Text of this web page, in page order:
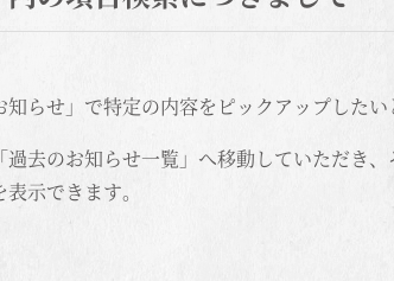
らせ」で特定の内容をピックアップしたい
過去のお知らせ一覧」へ移動していただき
示できます。